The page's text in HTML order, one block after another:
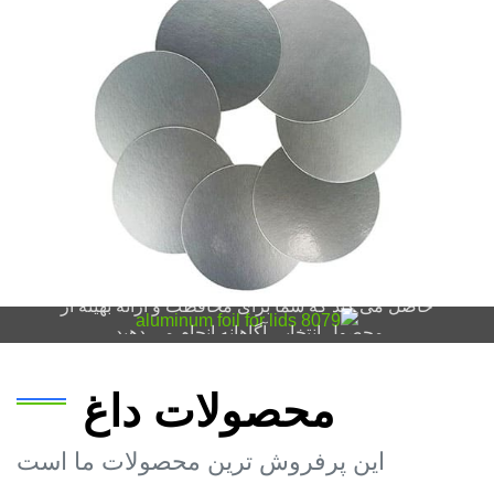
همه چیز را در مورد یاد بگیرید 8079 فویل آلومینیومی برای
درپوش ها از علوم مواد تا برنامه های کاربردی اطمینان
حاصل می کند که شما برای محافظت و ارائه بهینه از
محصول انتخابی آگاهانه انجام می دهید.
محصولات داغ
این پرفروش ترین محصولات ما است